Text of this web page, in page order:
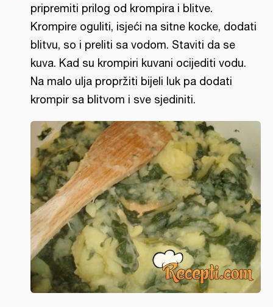
pripremiti prilog od krompira i blitve.
Krompire oguliti, isjeći na sitne kocke, dodati
blitvu, so i preliti sa vodom. Staviti da se
kuva. Kad su krompiri kuvani ocijediti vodu.
Na malo ulja propržiti bijeli luk pa dodati
krompir sa blitvom i sve sjediniti.